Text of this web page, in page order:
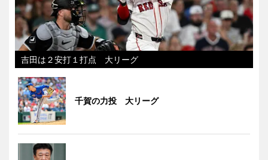
吉田は２安打１打点 大リーグ
千賀の力投 大リーグ